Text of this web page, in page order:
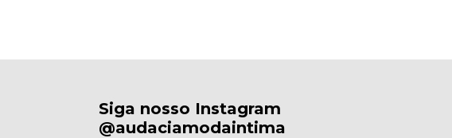
Siga nosso Instagram
@audaciamodaintima